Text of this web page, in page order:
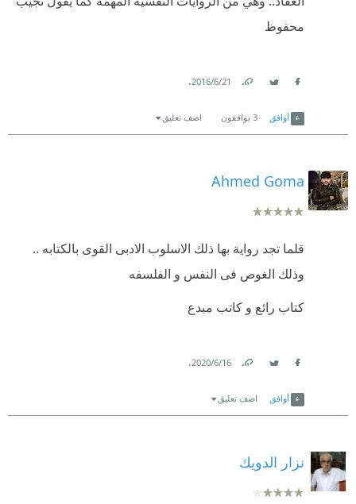
محفوظ
21‏/6‏/2016
.
أوافق 3 يوافقون اضف تعليق
Ahmed Goma
قلما تجد رواية بها ذلك الاسلوب الادبى القوى بالكتابه ..
وذلك الغوص فى النفس و الفلسفه
كتاب رائع و كاتب مبدع
16‏/6‏/2020
.
أوافق اضف تعليق
نزار الدويك